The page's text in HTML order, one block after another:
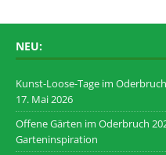
NEU:
Kunst-Loose-Tage im
17. Mai 2026
Offene Gärten im Oderbruch
Garteninspiration